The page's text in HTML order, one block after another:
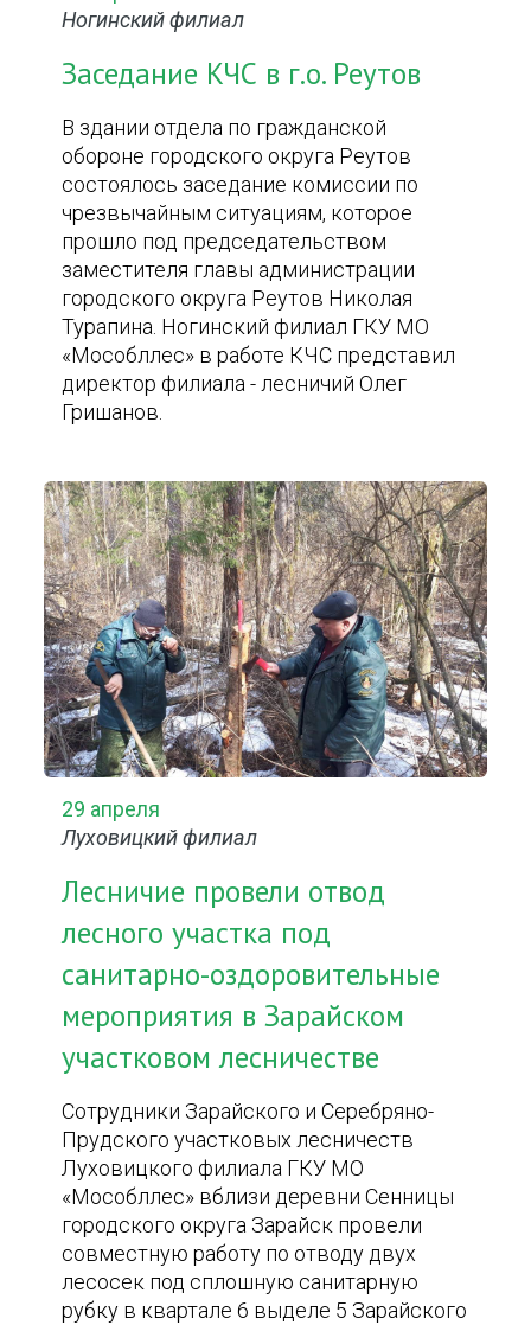
Ногинский филиал
Заседание КЧС в г.о. Реутов
В здании отдела по гражданской
обороне городского округа Реутов
состоялось заседание комиссии по
чрезвычайным ситуациям, которое
прошло под председательством
заместителя главы администрации
городского округа Реутов Николая
Турапина. Ногинский филиал ГКУ МО
«Мособллес» в работе КЧС представил
директор филиала - лесничий Олег
Гришанов.
29 апреля
Луховицкий филиал
Лесничие провели отвод
лесного участка под
санитарно-оздоровительные
мероприятия в Зарайском
участковом лесничестве
Сотрудники Зарайского и Серебряно-
Прудского участковых лесничеств
Луховицкого филиала ГКУ МО
«Мособллес» вблизи деревни Сенницы
городского округа Зарайск провели
совместную работу по отводу двух
лесосек под сплошную санитарную
рубку в квартале 6 выделе 5 Зарайского